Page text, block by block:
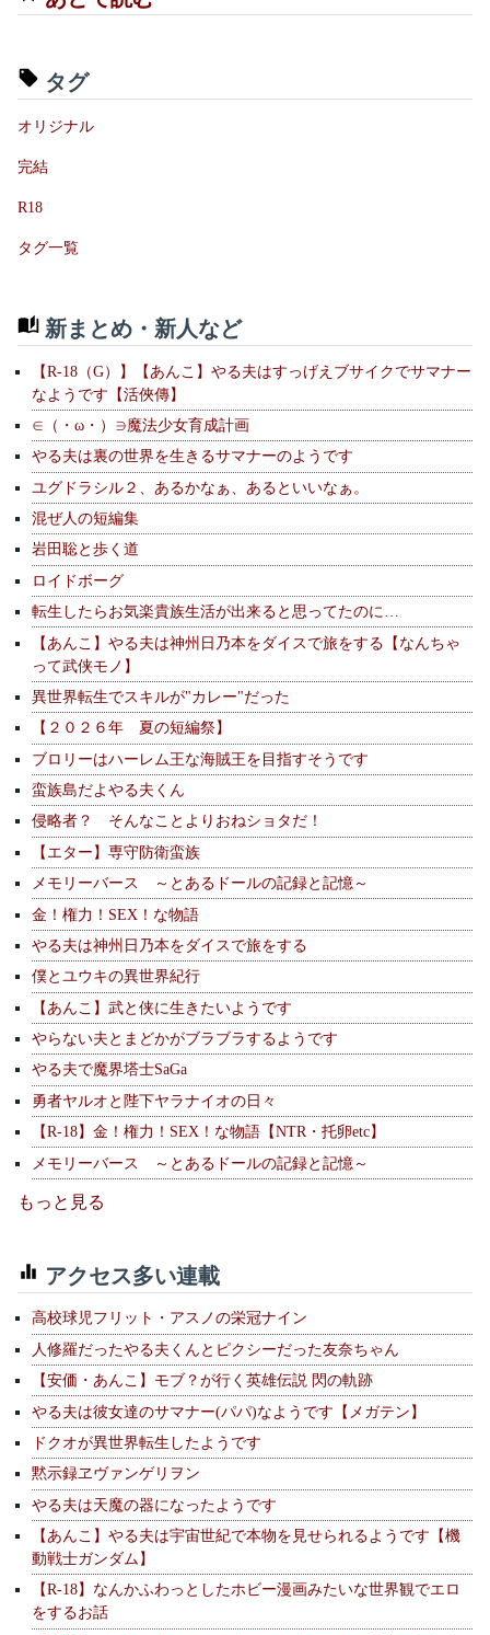
タグ
オリジナル
完結
R18
タグ一覧
新まとめ・新人など
【R-18（G）】【あんこ】やる夫はすっげえブサイクでサマナー
なようです【活俠傳】
∈（・ω・）∋魔法少女育成計画
やる夫は裏の世界を生きるサマナーのようです
ユグドラシル２、あるかなぁ、あるといいなぁ。
混ぜ人の短編集
岩田聡と歩く道
ロイドボーグ
転生したらお気楽貴族生活が出来ると思ってたのに…
【あんこ】やる夫は神州日乃本をダイスで旅をする【なんちゃ
って武侠モノ】
異世界転生でスキルが"カレー"だった
【２０２６年 夏の短編祭】
ブロリーはハーレム王な海賊王を目指すそうです
蛮族島だよやる夫くん
侵略者？ そんなことよりおねショタだ！
【エター】専守防衛蛮族
メモリーバース ～とあるドールの記録と記憶～
金！権力！SEX！な物語
やる夫は神州日乃本をダイスで旅をする
僕とユウキの異世界紀行
【あんこ】武と侠に生きたいようです
やらない夫とまどかがブラブラするようです
やる夫で魔界塔士SaGa
勇者ヤルオと陛下ヤラナイオの日々
【R-18】金！権力！SEX！な物語【NTR・托卵etc】
メモリーバース ～とあるドールの記録と記憶～
もっと見る
アクセス多い連載
高校球児フリット・アスノの栄冠ナイン
人修羅だったやる夫くんとピクシーだった友奈ちゃん
【安価・あんこ】モブ？が行く英雄伝説 閃の軌跡
やる夫は彼女達のサマナー(パパ)なようです【メガテン】
ドクオが異世界転生したようです
黙示録ヱヴァンゲリヲン
やる夫は天魔の器になったようです
【あんこ】やる夫は宇宙世紀で本物を見せられるようです【機
動戦士ガンダム】
【R-18】なんかふわっとしたホビー漫画みたいな世界観でエロ
をするお話